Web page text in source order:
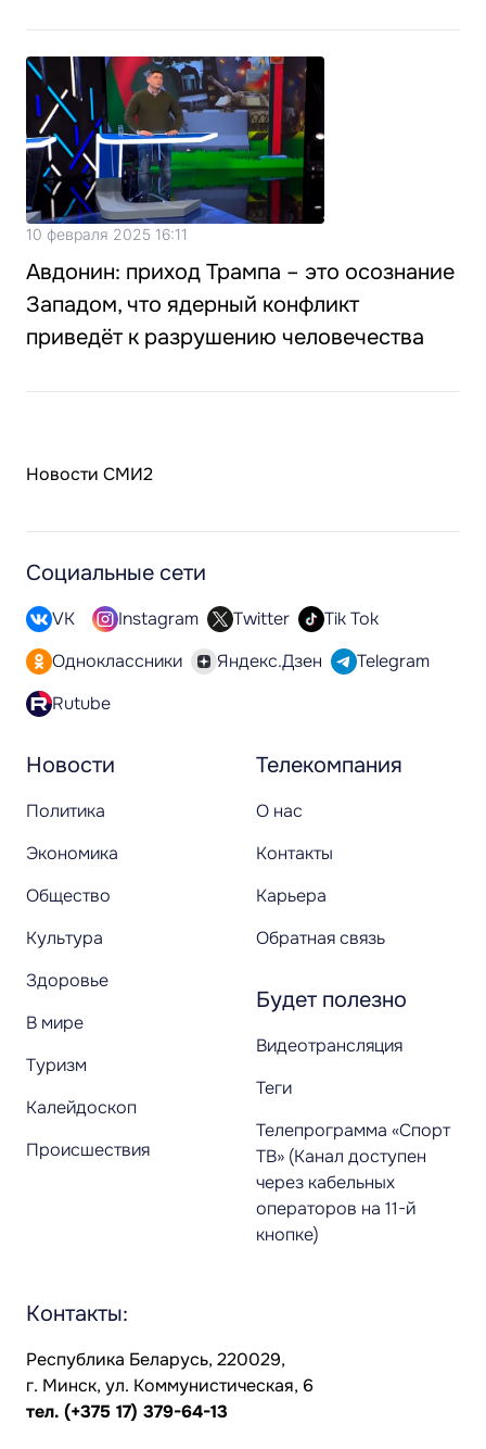
10 февраля 2025 16:11
Авдонин: приход Трампа – это осознание
Западом, что ядерный конфликт
приведёт к разрушению человечества
Новости СМИ2
Новости
Политика
Экономика
Общество
Культура
Здоровье
В мире
Туризм
Калейдоскоп
Происшествия
Телекомпания
О нас
Контакты
Карьера
Обратная связь
Будет полезно
Видеотрансляция
Теги
Телепрограмма «Спорт
ТВ» (Канал доступен
через кабельных
операторов на 11-й
кнопке)
Социальные сети
VK Instagram Twitter
Tik Tok
Одноклассники
Яндекс.Дзен
Telegram
Rutube
Контакты:
Республика Беларусь, 220029,
г. Минск, ул. Коммунистическая, 6
тел. (+375 17) 379-64-13